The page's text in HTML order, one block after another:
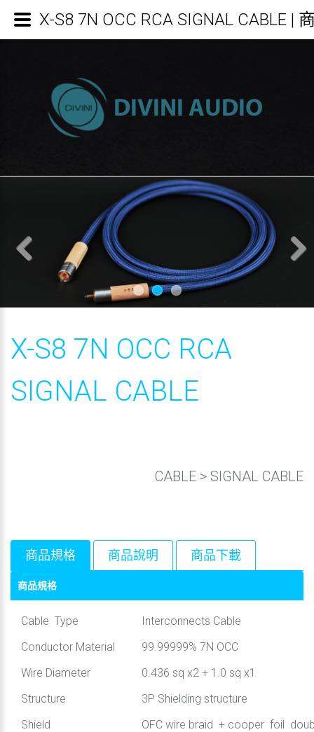
X-S8 7N OCC RCA
SIGNAL CABLE
CABLE > SIGNAL CABLE
商品規格 商品說明 商品下載
商品規格
Cable Type
Interconnects Cable
Conductor Material
99.99999% 7N OCC
Wire Diameter
0.436 sq x2 + 1.0 sq x1
Structure
3P Shielding structure
Shield
OFC wire braid + cooper foil
X-S8 7N OCC RCA SIGNAL CABLE